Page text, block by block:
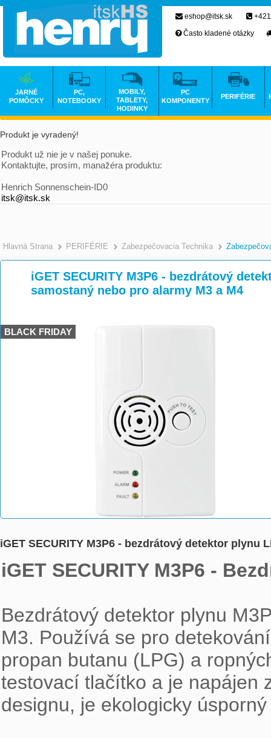
Produkt je vyradený!
Produkt už nie je v našej ponuke.
Kontaktujte, prosím, manažéra produktu:
Henrich Sonnenschein-ID0
itsk@itsk.sk
Hlavná Strana >
PERIFÉRIE >
Zabezpečovacia Technika
iGET SECURITY M3P6 - bezdrátový
samostaný nebo pro alarmy M3 a M4
BLACK FRIDAY
iGET SECURITY M3P6 - bezdrátový detektor plynu
iGET SECURITY M3P6 -
Bezdrátový detektor plynu
M3. Používá se pro
propan butanu (LPG) a
testovací tlačítko a je napájen
designu, je ekologicky
eshop@itsk.sk
Často kladené otázky
JARNÉ
POMÔCKY
PC,
NOTEBOOKY
MOBILY,
TABLETY,
HODINKY
PC
KOMPONENTY
PERIFÉRIE